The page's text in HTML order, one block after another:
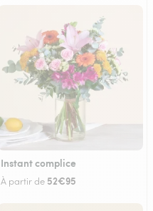
Instant complice
À partir de 52€95